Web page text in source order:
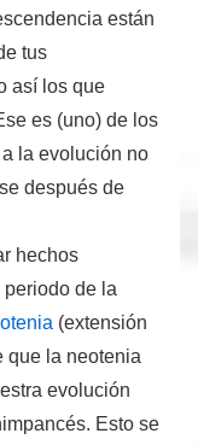
están
tus
así los que
es (uno) de los
la evolución no
después de
hechos
periodo de la
(extensión
que la neotenia
evolución
Esto se